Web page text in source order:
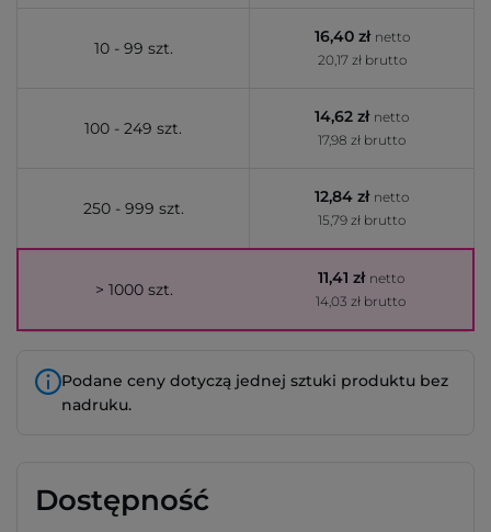
10 - 99 szt.
16,40 zł netto
20,17 zł brutto
100 - 249 szt.
14,62 zł netto
17,98 zł brutto
250 - 999 szt.
12,84 zł netto
15,79 zł brutto
> 1000 szt.
11,41 zł netto
14,03 zł brutto
Podane ceny dotyczą jednej sztuki produktu bez
nadruku.
Dostępność